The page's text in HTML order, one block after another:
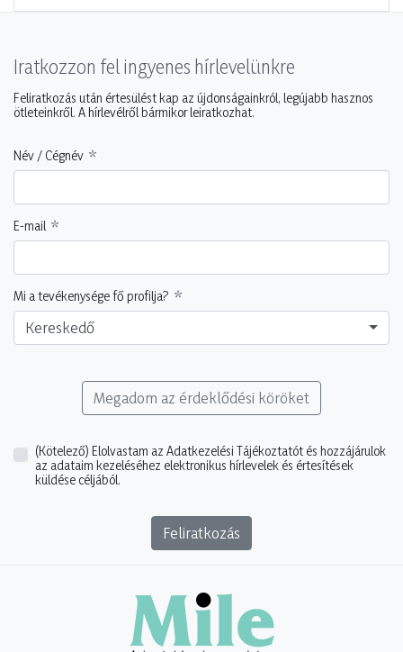
Iratkozzon fel ingyenes hírlevelünkre
Feliratkozás után értesülést kap az újdonságainkról, legújabb hasznos
ötleteinkről. A hírlevélről bármikor leiratkozhat.
Név / Cégnév
E-mail
Mi a tevékenysége fő profilja?
Kereskedő
Megadom az érdeklődési köröket
(Kötelező) Elolvastam az Adatkezelési Tájékoztatót és hozzájárulok
az adataim kezeléséhez elektronikus hírlevelek és értesítések
küldése céljából.
Feliratkozás